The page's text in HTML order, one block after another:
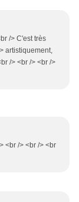
/> C'est très
artistiquement,
/> <br /> <br />
<br /> <br /> <br